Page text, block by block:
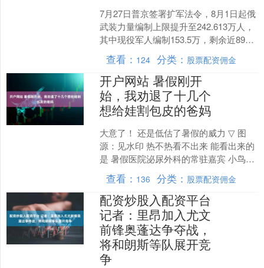
7月27日普京签署扩军法令，8月1日起俄
武装力量编制上限提升至242.613万人，
其中现役军人编制153.5万，剩余近89万
为文职保障人员，本次新增2.7万编制....
查看： 124 分类： 股票配资佣金
开户网站 暑假刚开
始，我劝退了十几个
想给娃割包皮的爸妈
大意了！ 还是低估了暑假的威力 ▽ 图
源：见水印 热不热看不出来 能看出来的
是 暑假医院泌尿外科的常驻嘉宾 小鸟包
皮先生又登场了 图源：小红书用
户“Tobias....
查看： 136 分类： 股票配资佣金
配资炒股入配资平台
记者：里昂加入尤文
前锋奥蓬达争夺战，
将和朗斯等队展开竞
争